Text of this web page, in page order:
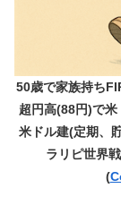
50歳で家族持ち
超円高(88円)で
米ドル建(定期、
ラリピ世界
(